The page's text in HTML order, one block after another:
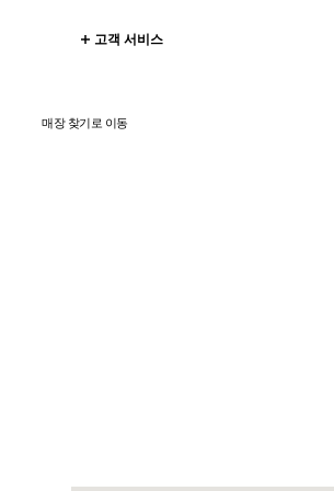
고객 서비스
매장 찾기로 이동